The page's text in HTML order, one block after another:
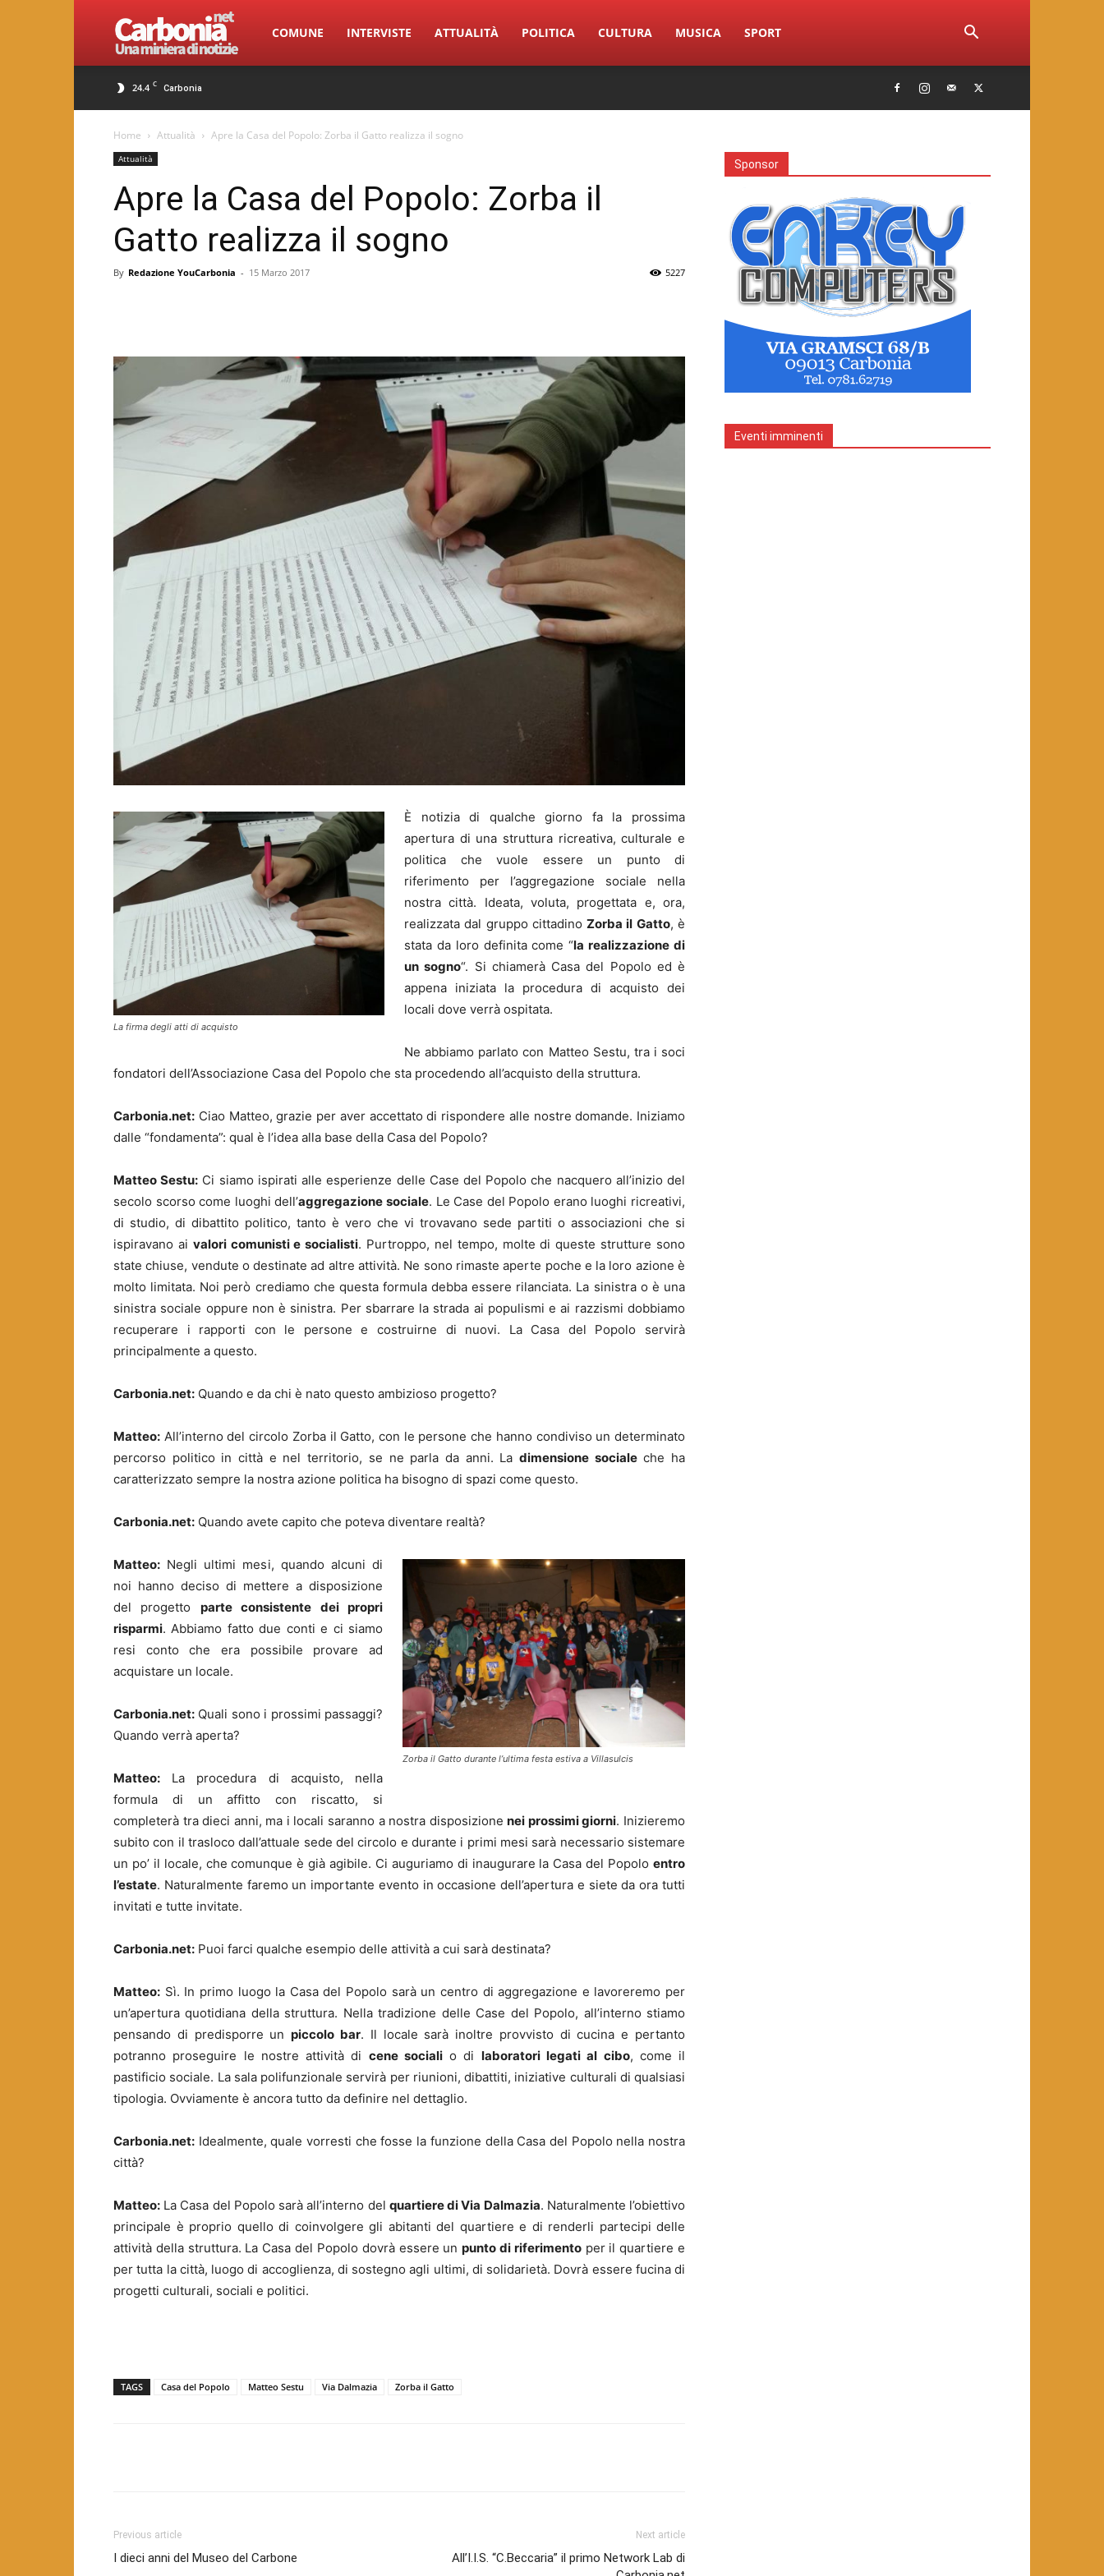
Carbonia.net
COMUNE INTERVISTE ATTUALITÀ POLITICA CULTURA MUSICA SPORT
24.4 C Carbonia
Home Attualità Apre la Casa del Popolo: Zorba il Gatto realizza il sogno
Attualità
Apre la Casa del Popolo: Zorba il
Gatto realizza il sogno
By Redazione YouCarbonia - 15 Marzo 2017 5227
La firma degli atti di acquisto
È notizia di qualche giorno fa la prossima
apertura di una struttura ricreativa, culturale e
politica che vuole essere un punto di
riferimento per l’aggregazione sociale nella
nostra città. Ideata, voluta, progettata e, ora,
realizzata dal gruppo cittadinoZorba il Gatto, è
stata da loro definita come “la realizzazione di
un sogno“. Si chiamerà Casa del Popolo ed è
appena iniziata la procedura di acquisto dei
locali dove verrà ospitata.
Ne abbiamo parlato con Matteo Sestu, tra i soci
fondatori dell’Associazione Casa del Popolo che sta procedendo all’acquisto della struttura.
Carbonia.net: Ciao Matteo, grazie per aver accettato di rispondere alle nostre domande. Iniziamo
dalle “fondamenta”: qual è l’idea alla base della Casa del Popolo?
Matteo Sestu: Ci siamo ispirati alle esperienze delle Case del Popolo che nacquero all’inizio del
secolo scorso come luoghi dell’aggregazione sociale. Le Case del Popolo erano luoghi ricreativi,
di studio, di dibattito politico, tanto è vero che vi trovavano sede partiti o associazioni che si
ispiravano ai valori comunisti e socialisti. Purtroppo, nel tempo, molte di queste strutture sono
state chiuse, vendute o destinate ad altre attività. Ne sono rimaste aperte poche e la loro azione è
molto limitata. Noi però crediamo che questa formula debba essere rilanciata. La sinistra o è una
sinistra sociale oppure non è sinistra. Per sbarrare la strada ai populismi e ai razzismi dobbiamo
recuperare i rapporti con le persone e costruirne di nuovi. La Casa del Popolo servirà
principalmente a questo.
Carbonia.net: Quando e da chi è nato questo ambizioso progetto?
Matteo: All’interno del circolo Zorba il Gatto, con le persone che hanno condiviso un determinato
percorso politico in città e nel territorio, se ne parla da anni. La dimensione socialeche ha
caratterizzato sempre la nostra azione politica ha bisogno di spazi come questo.
Carbonia.net: Quando avete capito che poteva diventare realtà?
Zorba il Gatto durante l’ultima festa estiva a Villasulcis
Matteo: Negli ultimi mesi, quando alcuni di
noi hanno deciso di mettere a disposizione
del progetto parte consistente dei propri
risparmi. Abbiamo fatto due conti e ci siamo
resi conto che era possibile provare ad
acquistare un locale.
Carbonia.net: Quali sono i prossimi passaggi?
Quando verrà aperta?
Matteo: La procedura di acquisto, nella
formula di un affitto con riscatto, si
completerà tra dieci anni, ma i locali saranno a nostra disposizionenei prossimi giorni. Inizieremo
subito con il trasloco dall’attuale sede del circolo e durante i primi mesi sarà necessario sistemare
un po’ il locale, che comunque è già agibile. Ci auguriamo di inaugurare la Casa del Popolo entro
l’estate. Naturalmente faremo un importante evento in occasione dell’apertura e siete da ora tutti
invitati e tutte invitate.
Carbonia.net: Puoi farci qualche esempio delle attività a cui sarà destinata?
Matteo: Sì. In primo luogo la Casa del Popolo sarà un centro di aggregazione e lavoreremo per
un’apertura quotidiana della struttura. Nella tradizione delle Case del Popolo, all’interno stiamo
pensando di predisporre unpiccolo bar. Il locale sarà inoltre provvisto di cucina e pertanto
potranno proseguire le nostre attività di cene socialio di laboratori legati al cibo, come il
pastificio sociale. La sala polifunzionale servirà per riunioni, dibattiti, iniziative culturali di qualsiasi
tipologia. Ovviamente è ancora tutto da definire nel dettaglio.
Carbonia.net: Idealmente, quale vorresti che fosse la funzione della Casa del Popolo nella nostra
città?
Matteo: La Casa del Popolo sarà all’interno del quartiere di Via Dalmazia. Naturalmente l’obiettivo
principale è proprio quello di coinvolgere gli abitanti del quartiere e di renderli partecipi delle
attività della struttura. La Casa del Popolo dovrà essere unpunto di riferimentoper il quartiere e
per tutta la città, luogo di accoglienza, di sostegno agli ultimi, di solidarietà. Dovrà essere fucina di
progetti culturali, sociali e politici.
TAGS Casa del Popolo Matteo Sestu Via Dalmazia Zorba il Gatto
Previous article
I dieci anni del Museo del Carbone
Next article
All’I.I.S. “C.Beccaria” il primo Network Lab di
Sponsor
Eventi imminenti